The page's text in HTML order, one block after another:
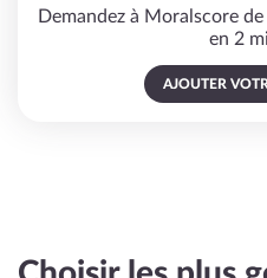
Demandez à Moralscore
en 2
AJOUTER